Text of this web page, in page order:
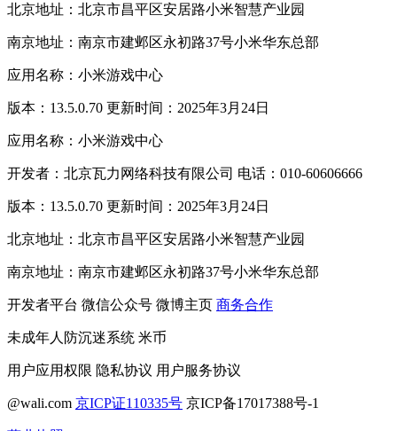
北京地址：北京市昌平区安居路小米智慧产业园
南京地址：南京市建邺区永初路37号小米华东总部
应用名称：小米游戏中心
版本：13.5.0.70 更新时间：2025年3月24日
应用名称：小米游戏中心
开发者：北京瓦力网络科技有限公司 电话：010-60606666
版本：13.5.0.70 更新时间：2025年3月24日
北京地址：北京市昌平区安居路小米智慧产业园
南京地址：南京市建邺区永初路37号小米华东总部
开发者平台 微信公众号 微博主页 商务合作
未成年人防沉迷系统 米币
用户应用权限 隐私协议 用户服务协议
@wali.com 京ICP证110335号 京ICP备17017388号-1